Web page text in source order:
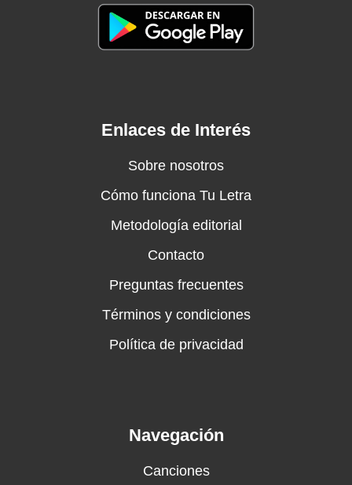
Enlaces de Interés
Sobre nosotros
Cómo funciona Tu Letra
Metodología editorial
Contacto
Preguntas frecuentes
Términos y condiciones
Política de privacidad
Navegación
Canciones